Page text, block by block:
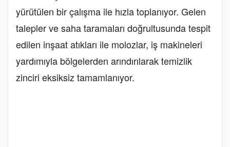
yürütülen bir çalışma ile hızla toplanıyor. Gelen
talepler ve saha taramaları doğrultusunda tespit
edilen inşaat atıkları ile molozlar, iş makineleri
yardımıyla bölgelerden arındırılarak temizlik
zinciri eksiksiz tamamlanıyor.